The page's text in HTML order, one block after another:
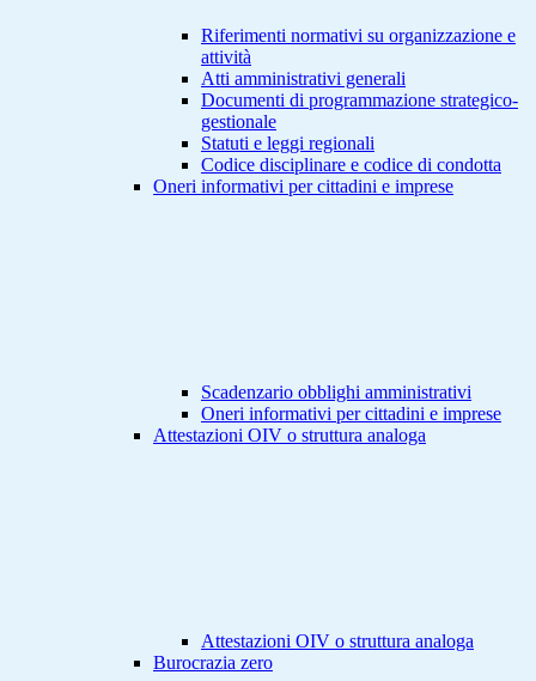
Riferimenti normativi su organizzazione e
attività
Atti amministrativi generali
Documenti di programmazione strategico-
gestionale
Statuti e leggi regionali
Codice disciplinare e codice di condotta
Oneri informativi per cittadini e imprese
Scadenzario obblighi amministrativi
Oneri informativi per cittadini e imprese
Attestazioni OIV o struttura analoga
Attestazioni OIV o struttura analoga
Burocrazia zero